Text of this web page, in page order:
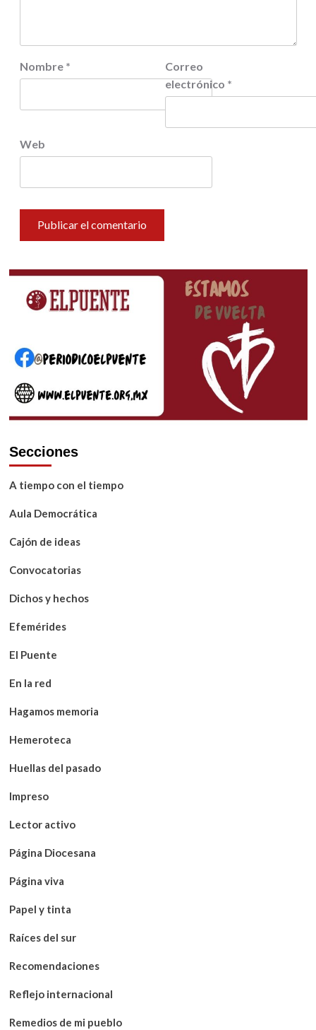
Nombre *
Correo
electrónico *
Web
Secciones
A tiempo con el tiempo
Aula Democrática
Cajón de ideas
Convocatorias
Dichos y hechos
Efemérides
El Puente
En la red
Hagamos memoria
Hemeroteca
Huellas del pasado
Impreso
Lector activo
Página Diocesana
Página viva
Papel y tinta
Raíces del sur
Recomendaciones
Reflejo internacional
Remedios de mi pueblo